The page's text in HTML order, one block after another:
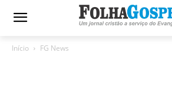
Início FG News